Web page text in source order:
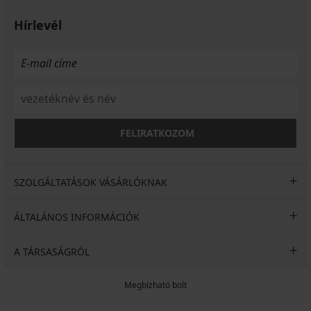
Hírlevél
FELIRATKOZOM
SZOLGÁLTATÁSOK VÁSÁRLÓKNAK
ÁLTALÁNOS INFORMÁCIÓK
A TÁRSASÁGRÓL
Megbízható bolt